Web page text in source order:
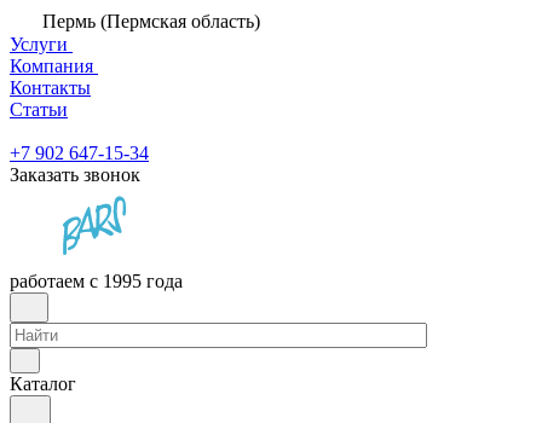
Пермь (Пермская область)
Услуги
Компания
Контакты
Статьи
+7 902 647-15-34
Заказать звонок
работаем с 1995 года
Каталог